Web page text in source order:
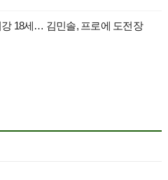
18세… 김민솔, 프로에 도전장